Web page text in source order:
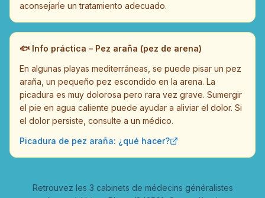
aconsejarle un tratamiento adecuado.
🐟 Info práctica – Pez araña (pez de arena)
En algunas playas mediterráneas, se puede pisar un pez
araña, un pequeño pez escondido en la arena. La
picadura es muy dolorosa pero rara vez grave. Sumergir
el pie en agua caliente puede ayudar a aliviar el dolor. Si
el dolor persiste, consulte a un médico.
Picadura de pez araña: ¿qué hacer?
Retrouvez les 3 cabinets de médecins généralistes